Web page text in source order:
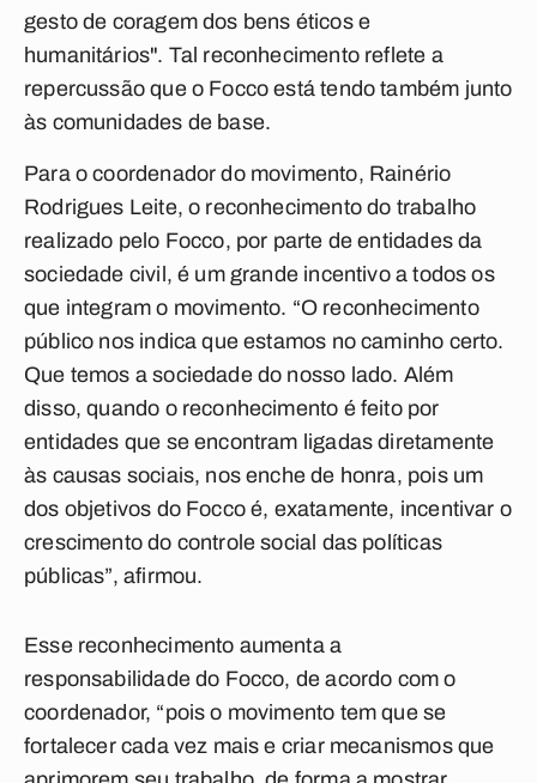
gesto de coragem dos bens éticos e
humanitários". Tal reconhecimento reflete a
repercussão que o Focco está tendo também junto
às comunidades de base.
Para o coordenador do movimento, Rainério
Rodrigues Leite, o reconhecimento do trabalho
realizado pelo Focco, por parte de entidades da
sociedade civil, é um grande incentivo a todos os
que integram o movimento. “O reconhecimento
público nos indica que estamos no caminho certo.
Que temos a sociedade do nosso lado. Além
disso, quando o reconhecimento é feito por
entidades que se encontram ligadas diretamente
às causas sociais, nos enche de honra, pois um
dos objetivos do Focco é, exatamente, incentivar o
crescimento do controle social das políticas
públicas”, afirmou.
Esse reconhecimento aumenta a
responsabilidade do Focco, de acordo com o
coordenador, “pois o movimento tem que se
fortalecer cada vez mais e criar mecanismos que